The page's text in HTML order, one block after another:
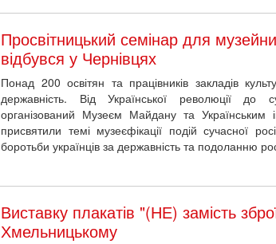
Просвітницький семінар для
відбувся у Чернівцях
Понад 200 освітян та працівників закладів
державність. Від Української революції до
організований Музеєм Майдану та Українським
присвятили темі музеєфікації подій сучасної
боротьби українців за державність та подоланню
Виставку плакатів "(НЕ) замість
Хмельницькому